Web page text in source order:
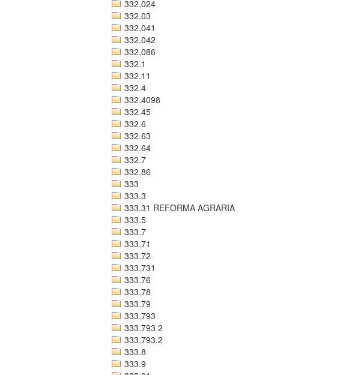
332.024
332.03
332.041
332.042
332.086
332.1
332.11
332.4
332.4098
332.45
332.6
332.63
332.64
332.7
332.86
333
333.3
333.31 REFORMA AGRARIA
333.5
333.7
333.71
333.72
333.731
333.76
333.78
333.79
333.793
333.793 2
333.793.2
333.8
333.9